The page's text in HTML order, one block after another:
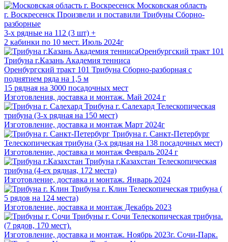
Московская область
г. Воскресенск Произвели и поставили Трибуны Сборно-
разборные
3-х рядные на 112 (3 шт) +
2 кабинки по 10 мест. Июль 2024г
Трибуна г.Казань Академия тенниса
Оренбургский тракт 101 Трибуна Сборно-разборная с
поднятием ряда на 1,5 м
15 рядная на 3000 посадочных мест
Изготовления, доставка и монтаж. Май 2024 г
Трибуна г. Салехард Телескопическая
трибуна (3-х рядная на 150 мест)
Изготовление, доставка и монтаж Март 2024г
Трибуна г. Санкт-Петербург
Телескопическая трибуна (3-х рядная на 138 посадочных мест)
Изготовление, доставка и монтаж Февраль 2024 г
Трибуна г.Казахстан Телескопическая
трибуна (4-ех рядная, 172 места)
Изготовление, доставка и монтаж. Январь 2024
Трибуна г. Клин Телескопическая трибуна (
5 рядов на 124 места)
Изготовление, доставка и монтаж Декабрь 2023
Трибуны г. Сочи Телескопическая трибуна.
(7 рядов, 170 мест).
Изготовление, доставка и монтаж. Ноябрь 2023г. Сочи-Парк.